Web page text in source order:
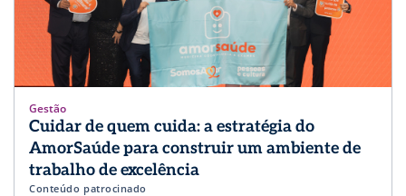
Gestão
Cuidar de quem cuida: a estratégia do
AmorSaúde para construir um ambiente de
trabalho de excelência
Conteúdo patrocinado